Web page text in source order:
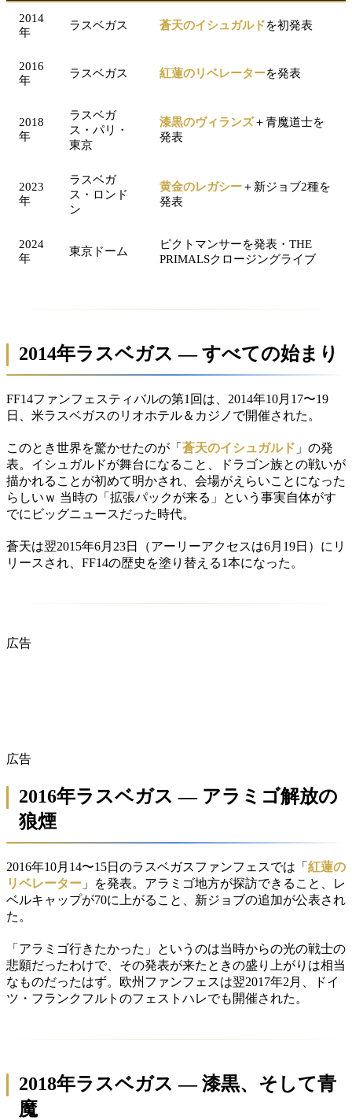
2014
年
ラスベガス 蒼天のイシュガルドを初発表
2016
年
ラスベガス 紅蓮のリベレーターを発表
2018
年
ラスベガ
ス・パリ・
東京
漆黒のヴィランズ＋青魔道士を
発表
2023
年
ラスベガ
ス・ロンド
ン
黄金のレガシー＋新ジョブ2種を
発表
2024
年
東京ドーム
ピクトマンサーを発表・THE
PRIMALSクロージングライブ
2014年ラスベガス — すべての始まり
FF14ファンフェスティバルの第1回は、2014年10月17〜19
日、米ラスベガスのリオホテル＆カジノで開催された。
このとき世界を驚かせたのが「 蒼天のイシュガルド 」の発
表。イシュガルドが舞台になること、ドラゴン族との戦いが
描かれることが初めて明かされ、会場がえらいことになった
らしいｗ 当時の「拡張パックが来る」という事実自体がす
でにビッグニュースだった時代。
蒼天は翌2015年6月23日（アーリーアクセスは6月19日）にリ
リースされ、FF14の歴史を塗り替える1本になった。
広告
広告
2016年ラスベガス — アラミゴ解放の
狼煙
2016年10月14〜15日のラスベガスファンフェスでは「 紅蓮の
リベレーター 」を発表。アラミゴ地方が探訪できること、レ
ベルキャップが70に上がること、新ジョブの追加が公表され
た。
「アラミゴ行きたかった」というのは当時からの光の戦士の
悲願だったわけで、その発表が来たときの盛り上がりは相当
なものだったはず。欧州ファンフェスは翌2017年2月、ドイ
ツ・フランクフルトのフェストハレでも開催された。
2018年ラスベガス — 漆黒、そして青
魔